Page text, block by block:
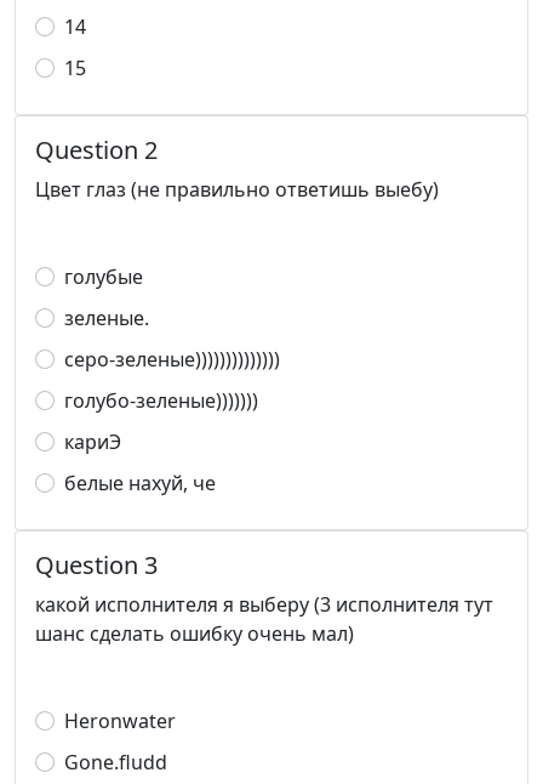
14
15
Question 2
Цвет глаз (не правильно ответишь выебу)
голубые
зеленые.
серо-зеленые))))))))))))))
голубо-зеленые)))))))
кариЭ
белые нахуй, че
Question 3
какой исполнителя я выберу (3 исполнителя тут
шанс сделать ошибку очень мал)
Heronwater
Gone.fludd